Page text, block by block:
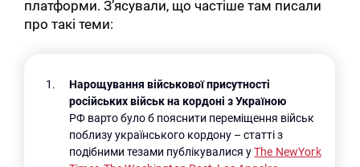
платформи. З’ясували, що частіше там писали
про такі теми:
Нарощування військової присутності
російських військ на кордоні з Україною
РФ варто було б пояснити переміщення військ
поблизу українського кордону – статті з
подібними тезами публікувалися уThe NewYork